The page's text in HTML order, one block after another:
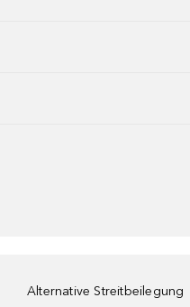
Alternative Streitbeilegung